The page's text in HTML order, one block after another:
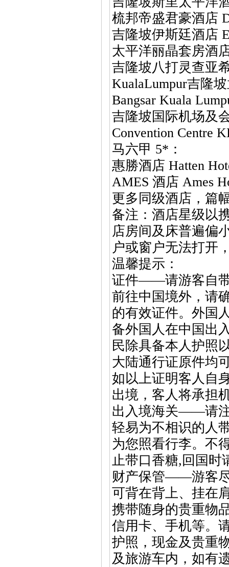
梳邦帝盛君豪酒店
吉隆坡伊斯廷酒店
太平洋丽晶套房酒
吉隆坡八打灵查亚
KualaLumpur吉隆
Bangsar Kuala
吉隆坡国际机场及
Convention Centre
马六甲 5*：
惠勝酒店 Hatten
AMES 酒店 Ames
更多同级酒店，篇
备注：酒店星级以
店房间及床普遍偏
户或窗户无法打开
温馨提示：
证件——请游客自带
前往中国境外，请
的有效证件。外国
备外国人在中国出
民除具备本人护照
大陆通行证原件均
如以上证明客人自
出境，客人将承担
出入境海关——请注
轻易为不相识的人
为您照看行李。不
止带口香糖,回国时
财产保管——游客
可背在背上、挂在
携带随身的贵重物
信用卡、手机等。
护照，现金及贵重
及旅游车内，如有